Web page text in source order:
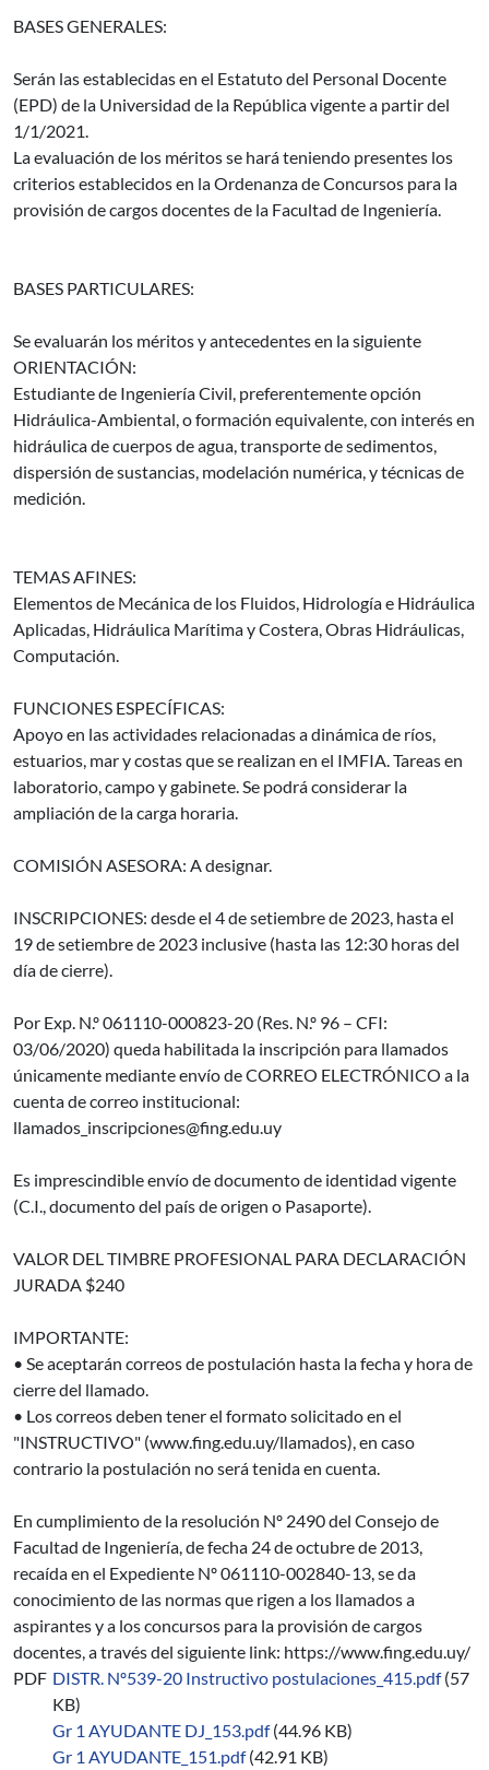
BASES GENERALES:
Serán las establecidas en el Estatuto del Personal Docente
(EPD) de la Universidad de la República vigente a partir del
1/1/2021.
La evaluación de los méritos se hará teniendo presentes los
criterios establecidos en la Ordenanza de Concursos para la
provisión de cargos docentes de la Facultad de Ingeniería.
BASES PARTICULARES:
Se evaluarán los méritos y antecedentes en la siguiente
ORIENTACIÓN:
Estudiante de Ingeniería Civil, preferentemente opción
Hidráulica-Ambiental, o formación equivalente, con interés en
hidráulica de cuerpos de agua, transporte de sedimentos,
dispersión de sustancias, modelación numérica, y técnicas de
medición.
TEMAS AFINES:
Elementos de Mecánica de los Fluidos, Hidrología e Hidráulica
Aplicadas, Hidráulica Marítima y Costera, Obras Hidráulicas,
Computación.
FUNCIONES ESPECÍFICAS:
Apoyo en las actividades relacionadas a dinámica de ríos,
estuarios, mar y costas que se realizan en el IMFIA. Tareas en
laboratorio, campo y gabinete. Se podrá considerar la
ampliación de la carga horaria.
COMISIÓN ASESORA: A designar.
INSCRIPCIONES: desde el 4 de setiembre de 2023, hasta el
19 de setiembre de 2023 inclusive (hasta las 12:30 horas del
día de cierre).
Por Exp. N.º 061110-000823-20 (Res. N.º 96 – CFI:
03/06/2020) queda habilitada la inscripción para llamados
únicamente mediante envío de CORREO ELECTRÓNICO a la
cuenta de correo institucional:
llamados_inscripciones@fing.edu.uy
Es imprescindible envío de documento de identidad vigente
(C.I., documento del país de origen o Pasaporte).
VALOR DEL TIMBRE PROFESIONAL PARA DECLARACIÓN
JURADA $240
IMPORTANTE:
• Se aceptarán correos de postulación hasta la fecha y hora de
cierre del llamado.
• Los correos deben tener el formato solicitado en el
"INSTRUCTIVO" (www.fing.edu.uy/llamados), en caso
contrario la postulación no será tenida en cuenta.
En cumplimiento de la resolución Nº 2490 del Consejo de
Facultad de Ingeniería, de fecha 24 de octubre de 2013,
recaída en el Expediente Nº 061110-002840-13, se da
conocimiento de las normas que rigen a los llamados a
aspirantes y a los concursos para la provisión de cargos
docentes, a través del siguiente link: https://www.fing.edu.uy/
PDF DISTR. Nº539-20 Instructivo postulaciones_415.pdf (57
KB)
Gr 1 AYUDANTE DJ_153.pdf (44.96 KB)
Gr 1 AYUDANTE_151.pdf (42.91 KB)